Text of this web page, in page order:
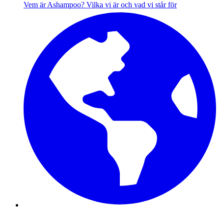
Vem är Ashampoo? Vilka vi är och vad vi står för